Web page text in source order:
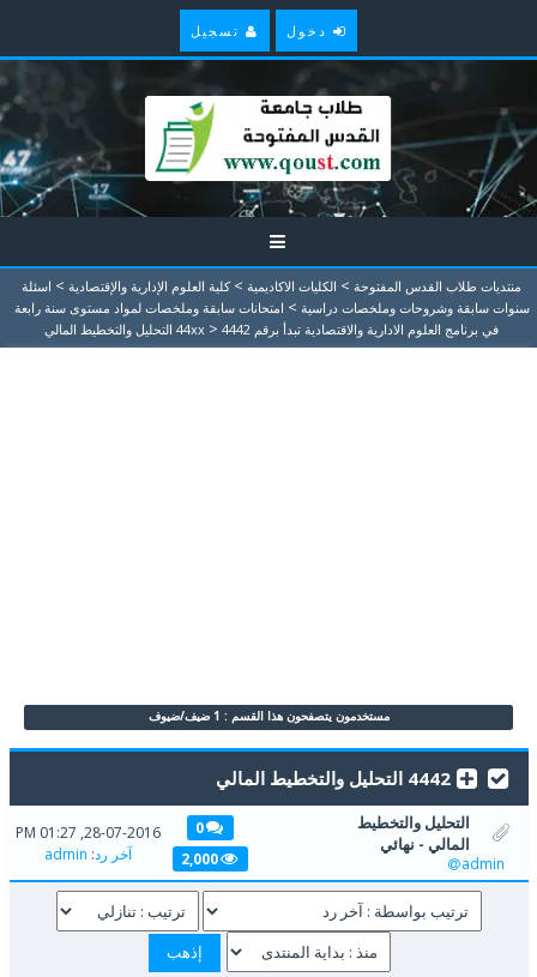
دخول تسجيل
منتديات طلاب القدس المفتوحة > الكليات الاكاديمية > كلية العلوم الإدارية والإقتصادية > اسئلة
سنوات سابقة وشروحات وملخصات دراسية > امتحانات سابقة وملخصات لمواد مستوى سنة رابعة
في برنامج العلوم الادارية والاقتصادية تبدأ برقم 44xx
> 4442 التحليل والتخطيط المالي
مستخدمون يتصفحون هذا القسم : 1 ضيف/ضيوف
4442 التحليل والتخطيط المالي
التحليل والتخطيط
المالي - نهائي
admin
0
2,000
28-07-2016, 01:27 PM
آخر رد:
admin